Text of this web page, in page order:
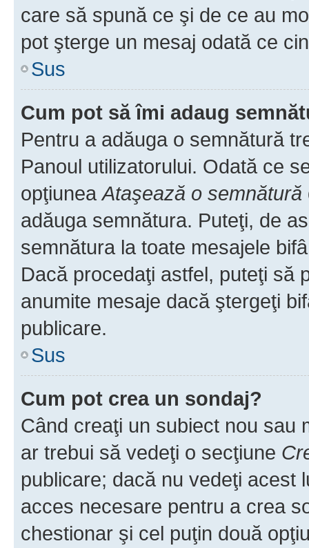
care să spună ce şi de ce au
pot şterge un mesaj odată ce
Sus
Cum pot să îmi adaug
Pentru a adăuga o semnătură
Panoul utilizatorului. Odată ce
opţiuneaAtaşează o semnătură
adăuga semnătura. Puteţi, de
semnătura la toate mesajele
Dacă procedaţi astfel, puteţi să
anumite mesaje dacă ştergeţi
publicare.
Sus
Cum pot crea un sondaj?
Când creaţi un subiect nou sau
ar trebui să vedeţi o secţiune
publicare; dacă nu vedeţi acest
acces necesare pentru a crea
chestionar şi cel puţin două